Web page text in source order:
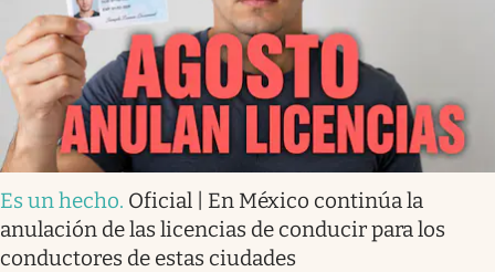
Es un hecho. Oficial | En México continúa la
anulación de las licencias de conducir para los
conductores de estas ciudades